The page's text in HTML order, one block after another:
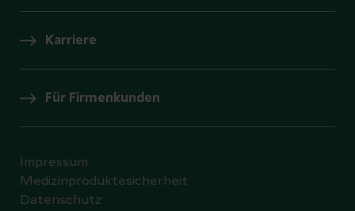
Karriere
Für Firmenkunden
Impressum
Medizinproduktesicherheit
Datenschutz